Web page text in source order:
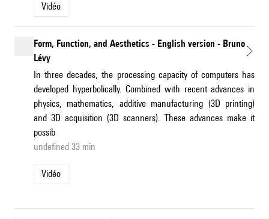
Vidéo
Form, Function, and Aesthetics - English version - Bruno
Lévy
In three decades, the processing capacity of computers has
developed hyperbolically. Combined with recent advances in
physics, mathematics, additive manufacturing (3D printing)
and 3D acquisition (3D scanners). These advances make it
possib
undefined 33 min
Vidéo